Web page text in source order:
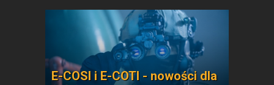
E-COSI i E-COTI - nowości dla